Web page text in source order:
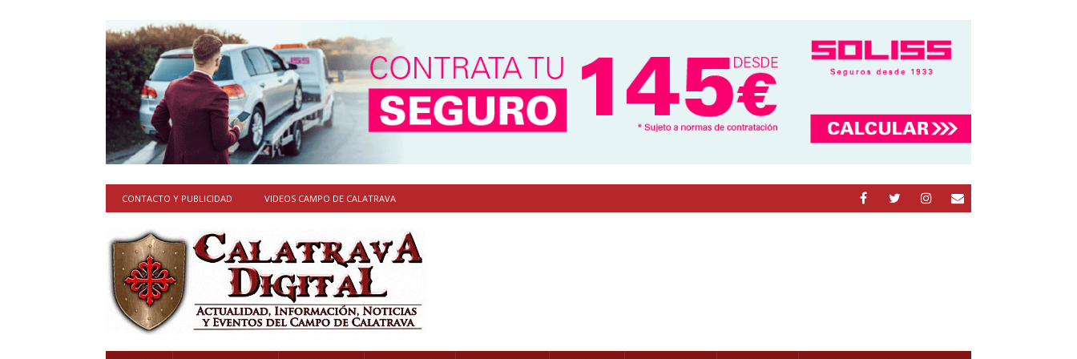
CONTACTO Y PUBLICIDAD VIDEOS CAMPO DE CALATRAVA